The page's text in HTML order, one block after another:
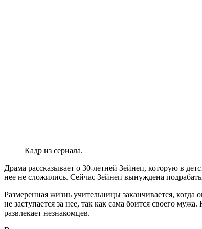
Кадр из сериала.
Драма рассказывает о 30-летней Зейнеп, которую в
нее не сложились. Сейчас Зейнеп вынуждена
Размеренная жизнь учительницы заканчивается,
не заступается за нее, так как сама боится своего
развлекает незнакомцев.